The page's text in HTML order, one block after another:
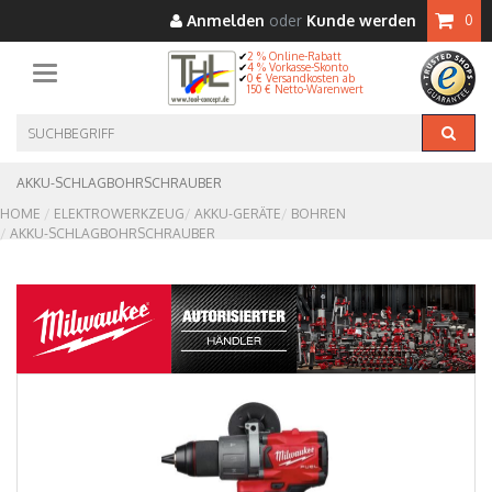
Anmelden oder Kunde werden 0
Toggle navigation
2 % Online-Rabatt
4 % Vorkasse-Skonto
0 € Versandkosten ab
150 € Netto-Warenwert
AKKU-SCHLAGBOHRSCHRAUBER
HOME
ELEKTROWERKZEUG AKKU-GERÄTE
BOHREN
AKKU-SCHLAGBOHRSCHRAUBER